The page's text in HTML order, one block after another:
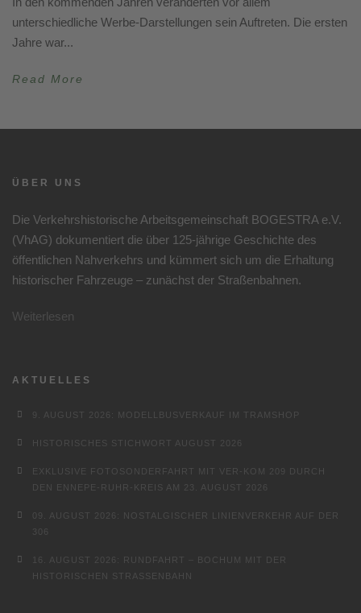
unterschiedliche Werbe-Darstellungen sein Auftreten. Die ersten
Jahre war...
Read More
ÜBER UNS
Die Verkehrshistorische Arbeitsgemeinschaft BOGESTRA e.V.
(VhAG) dokumentiert die über 125-jährige Geschichte des
öffentlichen Nahverkehrs und kümmert sich um die Erhaltung
historischer Fahrzeuge – zunächst der Straßenbahnen.
Weiterlesen
AKTUELLES
9. AUGUST 2026: MODELLBUSVERKAUF IM TRAMSHOP
HISTORISCHES STICHWORT AUGUST 2026
EXKLUSIVE FOTOSONDERFAHRT MIT VER-KOM 209 DURCH
DEN ENNEPE-RUHR-KREIS AM 23. AUGUST 2026
09. AUGUST 2026: NOSTALGISCHER LINIENVERKEHR AUF DER
306
16. AUGUST 2026: RUNDFAHRT – BOCHUM MIT DER
HISTORISCHEN STRASSENBAHN